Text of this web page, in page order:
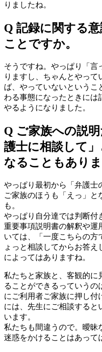
りましたね。
Q 記録に関する
ことですか。
そうですね。やっぱり「言
りますし、ちゃんとやっ
ば、やっていないというこ
わる事態になったときには
やるようになりました。
Q ご家族への説
護士に相談して
なることもありま
やっぱり最初から「弁護士
ご家族のほうも「えっ」
も。
やっぱり自分達では判断付
重要事項説明書の解釈や運
いては、「一度こちらの方
ょっと相談してからお答
によってはありますね。
私たちと家族と、客観的に
ることができるっていうの
にご利用者ご家族に押し付
には、先生にご相談すると
います。
私たちも間違うので。曖昧
迷惑をかけることはあって